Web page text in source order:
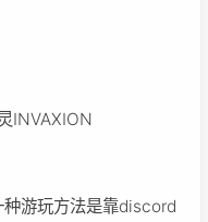
INVAXION
游玩方法是靠discord